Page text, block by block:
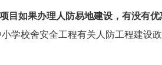
目如果办理人防易地建设，有没有优
学校舍安全工程有关人防工程建设